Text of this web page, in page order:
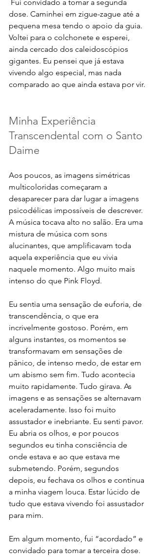
dose. Caminhei em zigue-zague até a
pequena mesa tendo o apoio da guia.
Voltei para o colchonete e esperei,
ainda cercado dos caleidoscópios
gigantes. Eu pensei que já estava
vivendo algo especial, mas nada
comparado ao que ainda estava por vir.
Minha Experiência
Transcendental com o Santo
Daime
Aos poucos, as imagens simétricas
multicoloridas começaram a
desaparecer para dar lugar a imagens
psicodélicas impossíveis de descrever.
A música tocava alto no salão. Era uma
mistura de música com sons
alucinantes, que amplificavam toda
aquela experiência que eu vivia
naquele momento. Algo muito mais
intenso do que Pink Floyd.
Eu sentia uma sensação de euforia, de
transcendência, o que era
incrivelmente gostoso. Porém, em
alguns instantes, os momentos se
transformavam em sensações de
pânico, de intenso medo, de estar em
um abismo sem fim. Tudo acontecia
muito rapidamente. Tudo girava. As
imagens e as sensações se alternavam
aceleradamente. Isso foi muito
assustador e inebriante. Eu senti pavor.
Eu abria os olhos, e por poucos
segundos eu tinha consciência de
onde estava e ao que estava me
submetendo. Porém, segundos
depois, eu fechava os olhos e continua
a minha viagem louca. Estar lúcido de
tudo que estava vivendo foi assustador
para mim.
Em algum momento, fui “acordado” e
convidado para tomar a terceira dose.